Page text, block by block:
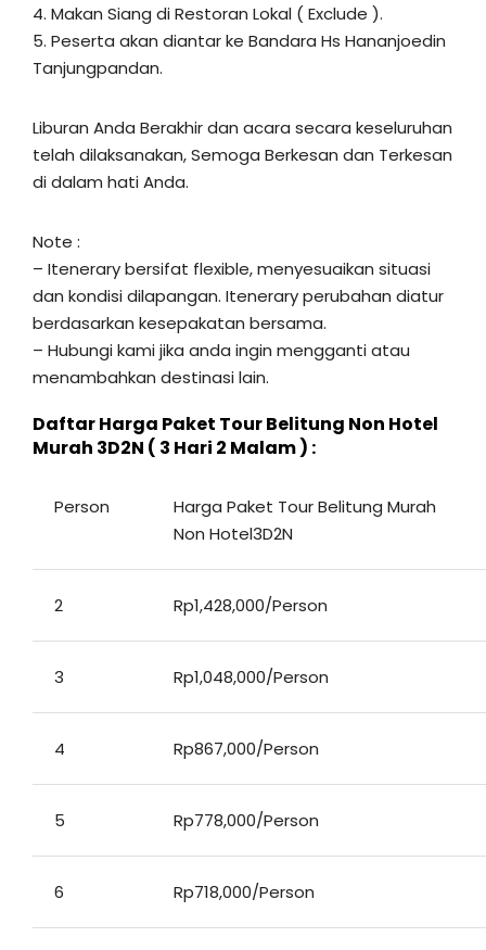
4. Makan Siang di Restoran Lokal ( Exclude ).
5. Peserta akan diantar ke Bandara Hs Hananjoedin
Tanjungpandan.
Liburan Anda Berakhir dan acara secara keseluruhan
telah dilaksanakan, Semoga Berkesan dan Terkesan
di dalam hati Anda.
Note :
– Itenerary bersifat flexible, menyesuaikan situasi
dan kondisi dilapangan. Itenerary perubahan diatur
berdasarkan kesepakatan bersama.
– Hubungi kami jika anda ingin mengganti atau
menambahkan destinasi lain.
Daftar Harga Paket Tour Belitung Non Hotel
Murah 3D2N ( 3 Hari 2 Malam ) :
Person
Harga Paket Tour Belitung Murah
Non Hotel3D2N
2 Rp1,428,000/Person
3 Rp1,048,000/Person
4 Rp867,000/Person
5 Rp778,000/Person
6 Rp718,000/Person